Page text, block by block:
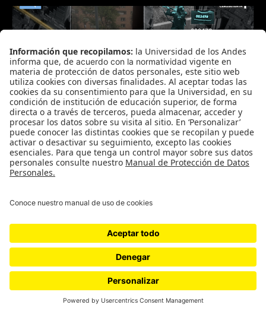
El segundo a segundo del disparo
que mató a Dilan Cruz [Archivo
070]
porcerosetenta